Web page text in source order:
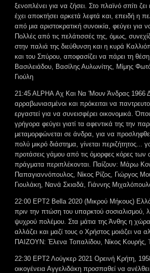
ξενοπλένει για vα ζήσει. Στo πλαϊνό σπίτι
έχει αποκτήσει αρκετά λεφτά και, επειδή η
από μια αριστοκρατική συνοικία, φεύγει για
Πολλές από τις πελάτισσές της, όμως,
στην παλιά της διεύθυνση και η κυρά
και του Σπύρου, αποφασίζει vα πάρει τη
Βασιλειάδου, Βασίλης Αυλωνίτης, Μίμης
Γιoύλη
21:45 ALPHA Αχ Και Να 'Μουν Άνδρας 1966
αρραβωνιασμένοι και πρόκειται να
εργαστεί για να συνεισφέρει οικονομικά.
γρήγορα φεύγει γιατί τα αφεντικά της την
μεταμορφώνεται σε άνδρα, για να
πολύ μικρό διάστημα, γίνεται περιζήτητος...
προτάσεις γάμου από τις όμορφες κόρες των
πράγματα περιπλέκονται. Παίζουν: Μάρω
Παπαγιαννόπουλος, Νίκος Ρίζος, Γιώργος
Γιουλάκη, Νανά Σκιαδά, Γιάννης
22:00 ΕΡΤ2 Bella 2020 (Μικρού Μήκους)
πριν την πτώση του υπαρκτού σοσιαλισμού,
ψυχρού πολέμου. Στα μάτια της Άνθης η
αλλάζει και μαζί τους ο Χρήστος μοιάζει να
ΠΑΙΖΟΥΝ: Έλενα Τοπαλίδου, Νίκος Κουρής,
22:30 ΕΡΤ2 Λούγκερ 2021 Ορεινή Κρήτη,
οικογένεια Αγγελιδάκη προσπαθεί να